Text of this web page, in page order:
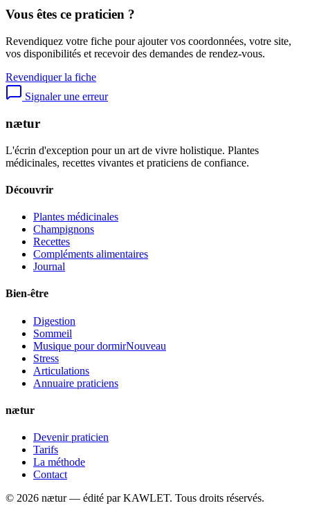
Vous êtes ce praticien ?
Revendiquez votre fiche pour ajouter vos coordonnées, votre site,
vos disponibilités et recevoir des demandes de rendez-vous.
Revendiquer la fiche
Signaler une erreur
nætur
L'écrin d'exception pour un art de vivre holistique. Plantes
médicinales, recettes vivantes et praticiens de confiance.
Découvrir
Plantes médicinales
Champignons
Recettes
Compléments alimentaires
Journal
Bien-être
Digestion
Sommeil
Musique pour dormirNouveau
Stress
Articulations
Annuaire praticiens
nætur
Devenir praticien
Tarifs
La méthode
Contact
© 2026 nætur — édité par KAWLET. Tous droits réservés.